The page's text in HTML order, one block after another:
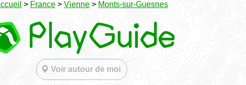
> France > Vienne > Monts-sur-Guesnes
Voir autour de moi